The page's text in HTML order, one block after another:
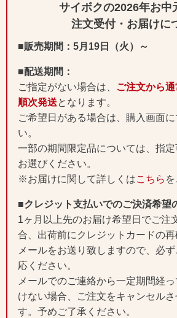
サイボクの2026年お中
注文受付・お届けに
■販売期間：5月19日（火）～
■配送期間：
ご指定がない場合は、 ご注文から
順次発送となります。
ご希望日がある場合は、購入画面
い。
一部の期間限定品については、指
お選びください。
※お届けに関して詳しくはこちら
■クレジット支払いでのご決済希望
1ヶ月以上先のお届け希望日でご注
合、出荷前にクレジットカードの
メールをお送り致しますので、必
応ください。
メールでのご連絡から一定期間経
けない場合、ご注文をキャンセルさ
す。予めご了承ください。